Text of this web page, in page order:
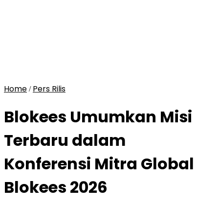
Home / Pers Rilis
Blokees Umumkan Misi
Terbaru dalam
Konferensi Mitra Global
Blokees 2026